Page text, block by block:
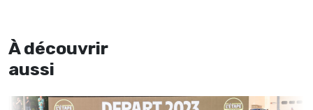
À découvrir
aussi